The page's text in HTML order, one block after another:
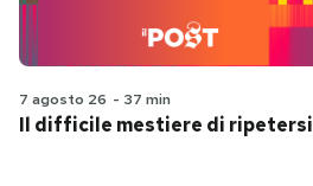
7 agosto 26 - 37 min
Il difficile mestiere di ripetersi